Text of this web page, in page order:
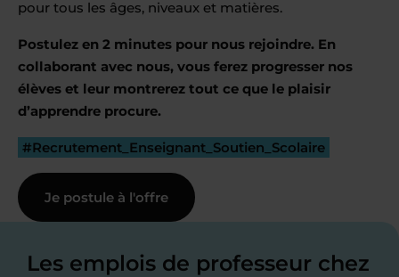
pour tous les âges, niveaux et matières.
Postulez en 2 minutes pour nous rejoindre. En
collaborant avec nous, vous ferez progresser nos
élèves et leur montrerez tout ce que le plaisir
d’apprendre procure.
#Recrutement_Enseignant_Soutien_Scolaire
Je postule à l'offre
Les emplois de professeur chez